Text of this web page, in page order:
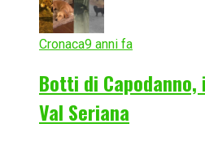
Cronaca9 anni fa
Botti di
Val Seriana